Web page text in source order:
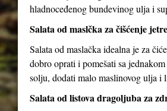
hladnoceđenog bundevinog ulja i
Salata od maslčka za čišćenje
Salata od maslačka idealna je za
dobro oprati i pomešati sa
solju, dodati malo maslinovog ulja i
Salata od listova dragoljuba za